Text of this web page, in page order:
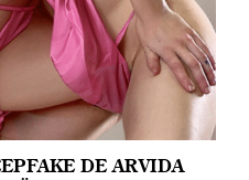
DE ARVIDA